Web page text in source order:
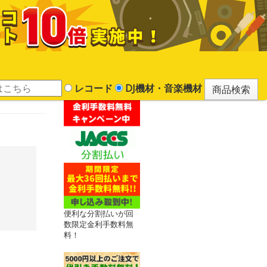
レコード DJ機材・音楽機材
便利な分割払いが回
数限定金利手数料無
料！